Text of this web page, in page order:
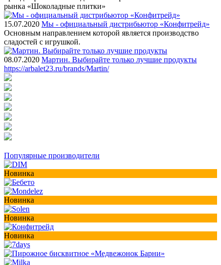
рынка «Шоколадные плитки»
15.07.2020 Мы - официальный дистрибьютор «Конфитрейд»
Основным направлением которой является производство
сладостей с игрушкой.
08.07.2020 Мартин. Выбирайте только лучшие продукты
https://arbalet23.ru/brands/Martin/
Популярные производители
Новинка
Новинка
Новинка
Новинка